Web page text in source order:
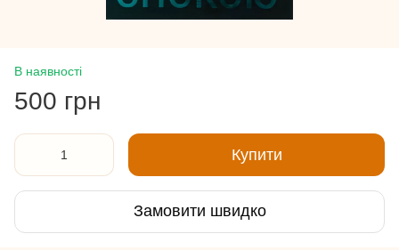
В наявності
500 грн
Купити
Замовити швидко